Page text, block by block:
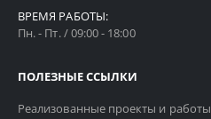
ВРЕМЯ РАБОТЫ:
Пн. - Пт. / 09:00 - 18:00
ПОЛЕЗНЫЕ ССЫЛКИ
Реализованные проекты и работы